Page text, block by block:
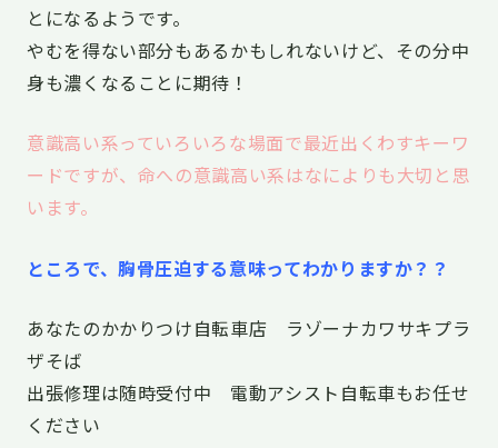
とになるようです。
やむを得ない部分もあるかもしれないけど、その分中
身も濃くなることに期待！
意識高い系っていろいろな場面で最近出くわすキーワ
ードですが、命への意識高い系はなによりも大切と思
います。
ところで、胸骨圧迫する意味ってわかりますか？？
あなたのかかりつけ自転車店 ラゾーナカワサキプラ
ザそば
出張修理は随時受付中 電動アシスト自転車もお任せ
ください